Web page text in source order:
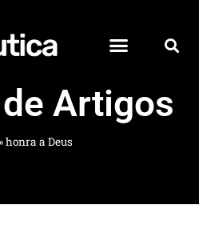
Artigos
»honra a Deus